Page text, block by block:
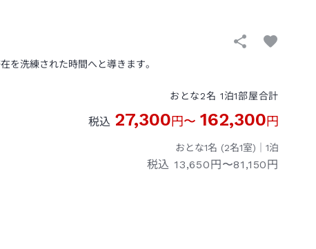
を洗練された時間へと導きます。
おとな2名 1泊1部屋合計
税込 27,300円〜 162,300円
おとな1名 (2名1室)｜ 1泊
税込 13,650円〜81,150円